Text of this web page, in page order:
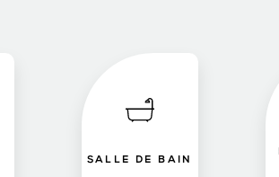
SALLE DE BAIN